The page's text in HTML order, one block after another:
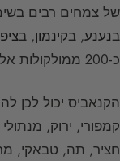
של צמחים רבים
בנענע, בקינמון, ב
כ-200 ממולקולות אלה.
הקנאביס יכול לכן
קמפורי, ירוק,
חציר, תה, טבאקי,